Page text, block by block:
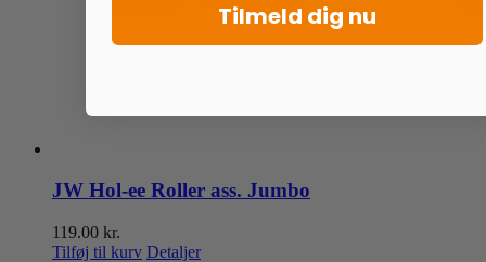
JW Hol-ee Roller ass. Jumbo
119.00 kr.
Tilføj til kurv Detaljer
Tilmeld dig nu